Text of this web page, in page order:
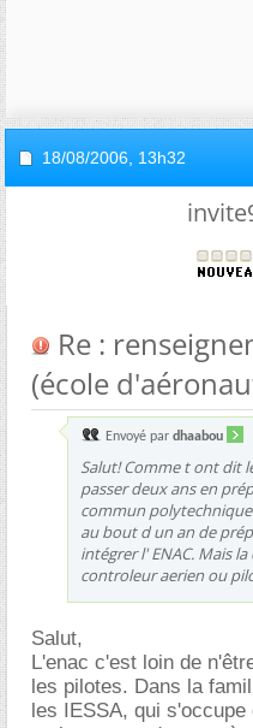
18/08/2006, 13h32
Re :
(école
Envoyé par dhaabou
Salut! Comme t ont dit
passer deux ans en
commun
au bout d un an de
intégrer l' ENAC. Mais
controleur aerien ou
Salut,
L'enac c'est loin de
les pilotes. Dans la
les IESSA, qui